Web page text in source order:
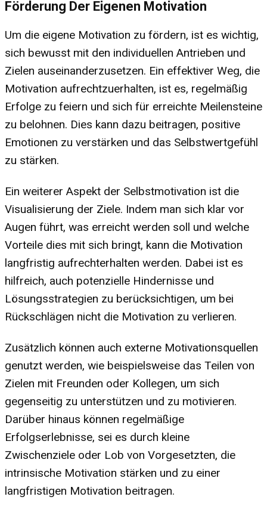
Förderung Der Eigenen Motivation
Um die eigene Motivation zu fördern, ist es wichtig,
sich bewusst mit den individuellen Antrieben und
Zielen auseinanderzusetzen. Ein effektiver Weg, die
Motivation aufrechtzuerhalten, ist es, regelmäßig
Erfolge zu feiern und sich für erreichte Meilensteine
zu belohnen. Dies kann dazu beitragen, positive
Emotionen zu verstärken und das Selbstwertgefühl
zu stärken.
Ein weiterer Aspekt der Selbstmotivation ist die
Visualisierung der Ziele. Indem man sich klar vor
Augen führt, was erreicht werden soll und welche
Vorteile dies mit sich bringt, kann die Motivation
langfristig aufrechterhalten werden. Dabei ist es
hilfreich, auch potenzielle Hindernisse und
Lösungsstrategien zu berücksichtigen, um bei
Rückschlägen nicht die Motivation zu verlieren.
Zusätzlich können auch externe Motivationsquellen
genutzt werden, wie beispielsweise das Teilen von
Zielen mit Freunden oder Kollegen, um sich
gegenseitig zu unterstützen und zu motivieren.
Darüber hinaus können regelmäßige
Erfolgserlebnisse, sei es durch kleine
Zwischenziele oder Lob von Vorgesetzten, die
intrinsische Motivation stärken und zu einer
langfristigen Motivation beitragen.